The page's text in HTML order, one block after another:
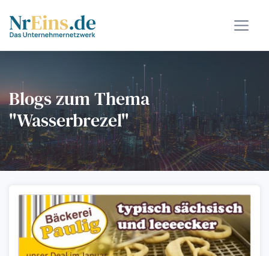
Blogs zum Thema
"Wasserbrezel"